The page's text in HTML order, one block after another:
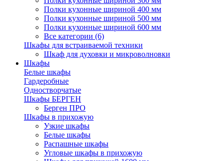
Полки кухонные шириной 400 мм
Полки кухонные шириной 500 мм
Полки кухонные шириной 600 мм
Все категории (6)
Шкафы для встраиваемой техники
Шкаф для духовки и микроволновки
Шкафы
Белые шкафы
Гардеробные
Одностворчатые
Шкафы БЕРГЕН
Берген ПРО
Шкафы в прихожую
Узкие шкафы
Белые шкафы
Распашные шкафы
Угловые шкафы в прихожую